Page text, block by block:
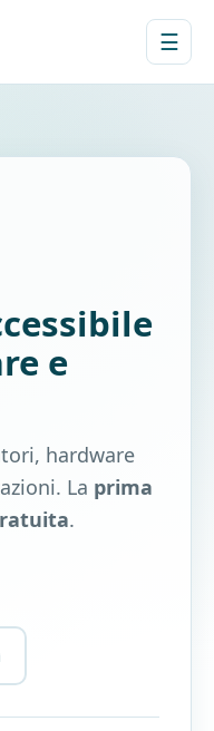
☰
e
hardware
La prima
.